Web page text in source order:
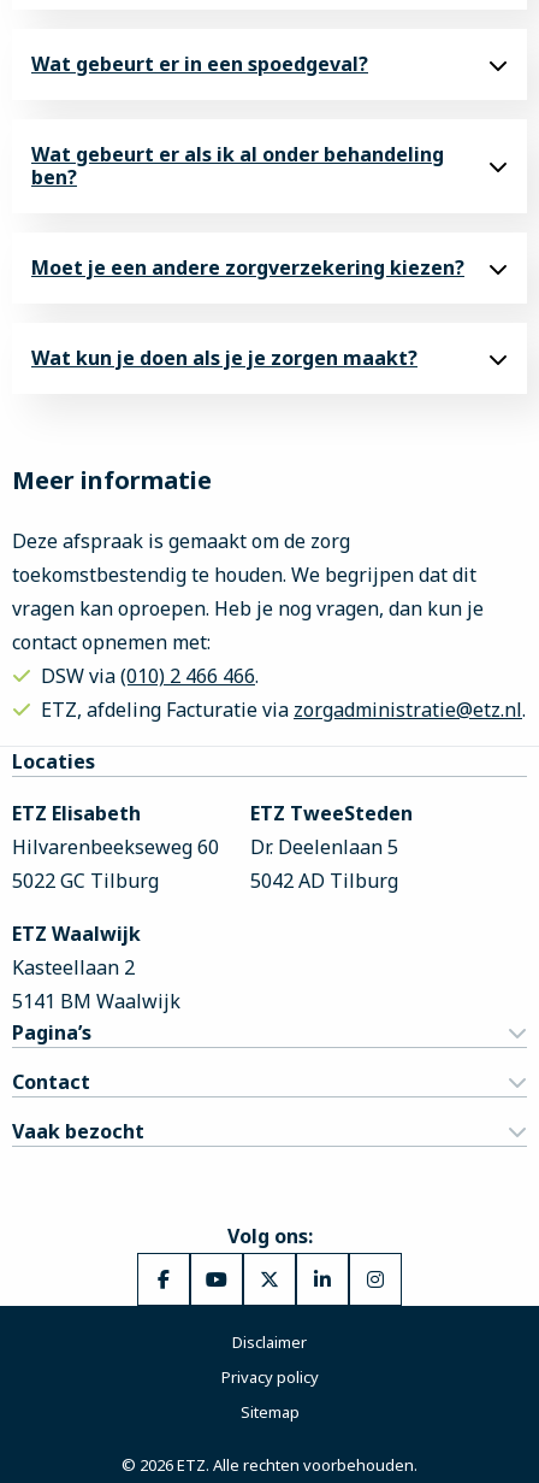
Wat gebeurt er in een spoedgeval?
Wat gebeurt er als ik al onder behandeling
ben?
Moet je een andere zorgverzekering kiezen?
Wat kun je doen als je je zorgen maakt?
Meer informatie
Deze afspraak is gemaakt om de zorg
toekomstbestendig te houden. We begrijpen dat dit
vragen kan oproepen. Heb je nog vragen, dan kun je
contact opnemen met:
DSW via(010) 2 466 466.
ETZ, afdeling Facturatie via zorgadministratie@etz.nl.
Site
footer
Locaties
ETZ Elisabeth
Hilvarenbeekseweg 60
5022 GC Tilburg
ETZ TweeSteden
Dr. Deelenlaan 5
5042 AD Tilburg
ETZ Waalwijk
Kasteellaan 2
5141 BM Waalwijk
Pagina’s
Contact
Vaak bezocht
Volg ons:
Ga
Facebook
Ga
YouTube
Ga
X
Ga
Ga
Disclaimer
Privacy policy
Sitemap
© 2026 ETZ. Alle rechten voorbehouden.